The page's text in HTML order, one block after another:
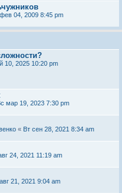
04, 2009 8:45 pm
10, 2025 10:20 pm
мар 19, 2023 7:30 pm
« Вт сен 28, 2021 8:34 am
24, 2021 11:19 am
21, 2021 9:04 am